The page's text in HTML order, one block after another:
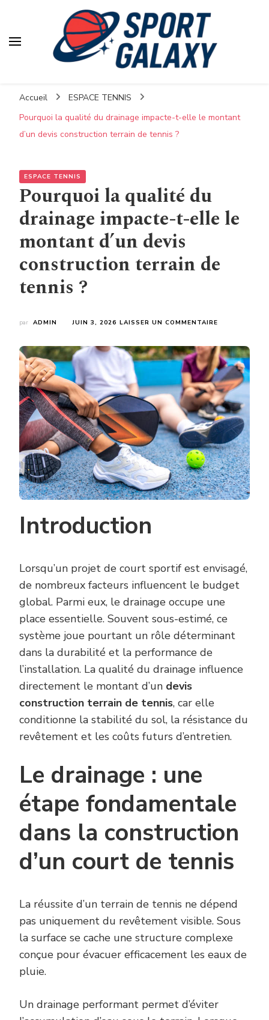
Accueil
ESPACE TENNIS
Pourquoi la qualité du drainage impacte-t-elle le montant
d’un devis construction terrain de tennis ?
ESPACE TENNIS
Pourquoi la qualité du
drainage impacte-t-elle le
montant d’un devis
construction terrain de
tennis ?
par ADMIN JUIN 3, 2026 LAISSER UN COMMENTAIRE
QUALITÉ
DU
DRAINAGE
IMPACTE-
T-
ELLE
LE
MONTANT
D’UN
DEVIS
TERRAIN
DE
TENNIS
Introduction
Lorsqu’un projet de court sportif est envisagé,
de nombreux facteurs influencent le budget
global. Parmi eux, le drainage occupe une
place essentielle. Souvent sous-estimé, ce
système joue pourtant un rôle déterminant
dans la durabilité et la performance de
l’installation. La qualité du drainage influence
directement le montant d’un devis
construction terrain de tennis, car elle
conditionne la stabilité du sol, la résistance du
revêtement et les coûts futurs d’entretien.
Le drainage : une
étape fondamentale
dans la construction
d’un court de tennis
La réussite d’un terrain de tennis ne dépend
pas uniquement du revêtement visible. Sous
la surface se cache une structure complexe
conçue pour évacuer efficacement les eaux de
pluie.
Un drainage performant permet d’éviter